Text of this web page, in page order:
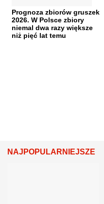
Prognoza zbiorów gruszek
2026. W Polsce zbiory
niemal dwa razy większe
niż pięć lat temu
NAJPOPULARNIEJSZE